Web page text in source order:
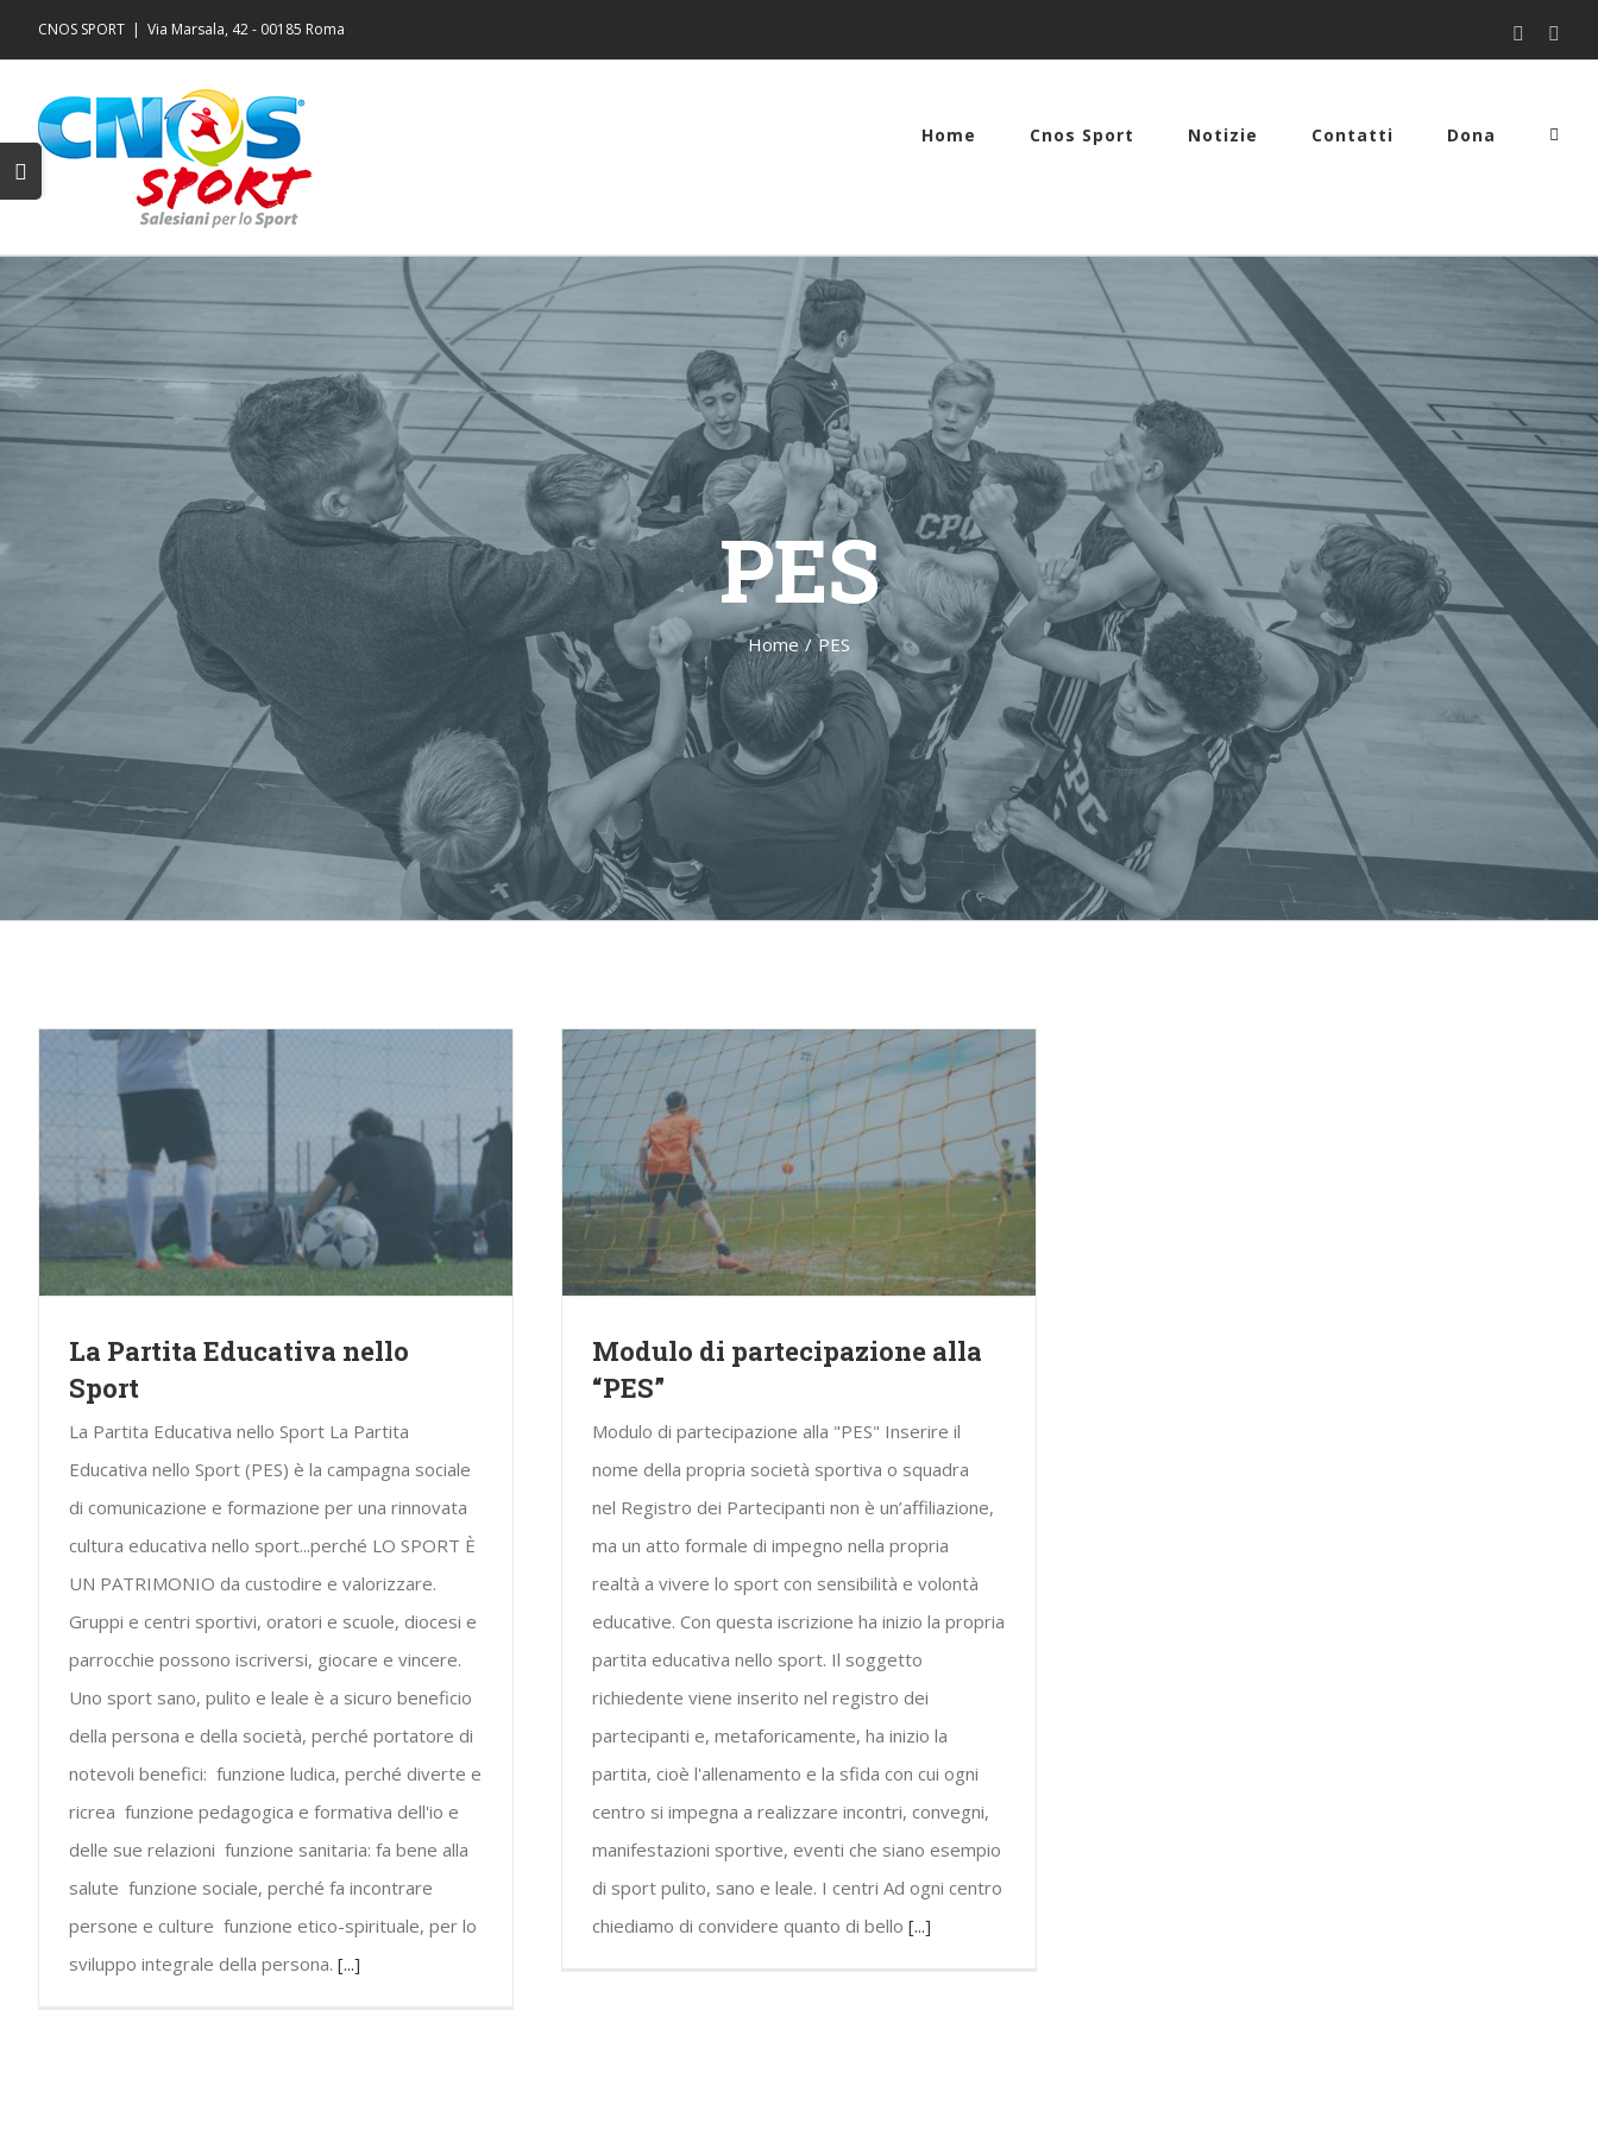
al
contenuto
CNOS SPORT | Via Marsala, 42 - 00185 Roma Facebook
Home Cnos Sport Notizie Contatti Dona
PES
Home / PES
La Partita Educativa nello
Sport
La Partita Educativa nello Sport La Partita
Educativa nello Sport (PES) è la campagna sociale
di comunicazione e formazione per una rinnovata
cultura educativa nello sport...perché LO SPORT È
UN PATRIMONIO da custodire e valorizzare.
Gruppi e centri sportivi, oratori e scuole, diocesi e
parrocchie possono iscriversi, giocare e vincere.
Uno sport sano, pulito e leale è a sicuro beneficio
della persona e della società, perché portatore di
notevoli benefici: funzione ludica, perché diverte e
ricrea funzione pedagogica e formativa dell'io e
delle sue relazioni funzione sanitaria: fa bene alla
salute funzione sociale, perché fa incontrare
persone e culture funzione etico-spirituale, per lo
sviluppo integrale della persona. [...]
Modulo di partecipazione alla
“PES”
Modulo di partecipazione alla "PES" Inserire il
nome della propria società sportiva o squadra
nel Registro dei Partecipanti non è un’affiliazione,
ma un atto formale di impegno nella propria
realtà a vivere lo sport con sensibilità e volontà
educative. Con questa iscrizione ha inizio la propria
partita educativa nello sport. Il soggetto
richiedente viene inserito nel registro dei
partecipanti e, metaforicamente, ha inizio la
partita, cioè l'allenamento e la sfida con cui ogni
centro si impegna a realizzare incontri, convegni,
manifestazioni sportive, eventi che siano esempio
di sport pulito, sano e leale. I centri Ad ogni centro
chiediamo di convidere quanto di bello [...]
Toggle
area
scorrevole